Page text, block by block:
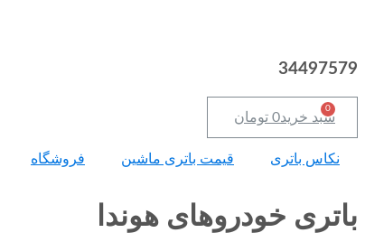
34497579
0 تومان سبد خرید
نکاس باتری قیمت باتری ماشین فروشگاه
باتری خودروهای هوندا